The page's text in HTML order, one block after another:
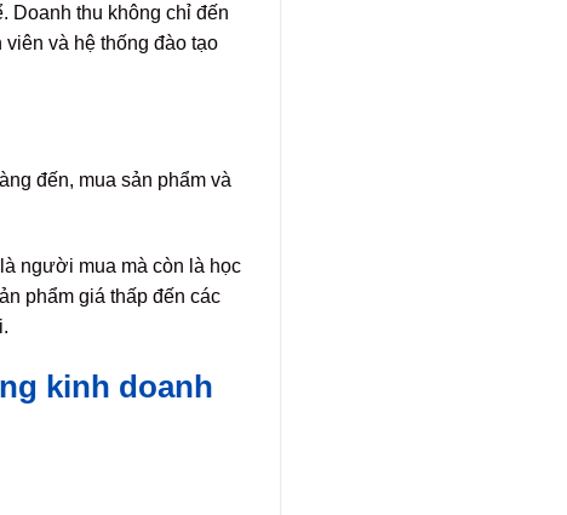
Doanh thu không chỉ đến
và hệ thống đào tạo
đến, mua sản phẩm và
người mua mà còn là học
phẩm giá thấp đến các
kinh doanh